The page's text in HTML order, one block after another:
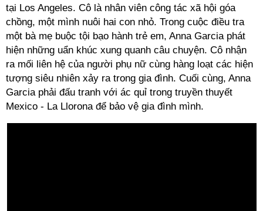
tại Los Angeles. Cô là nhân viên công tác xã hội góa
chồng, một mình nuôi hai con nhỏ. Trong cuộc điều tra
một bà mẹ buộc tội bạo hành trẻ em, Anna Garcia phát
hiện những uẩn khúc xung quanh câu chuyện. Cô nhận
ra mối liên hệ của người phụ nữ cùng hàng loạt các hiện
tượng siêu nhiên xảy ra trong gia đình. Cuối cùng, Anna
Garcia phải đấu tranh với ác quỉ trong truyền thuyết
Mexico - La Llorona để bảo vệ gia đình mình.